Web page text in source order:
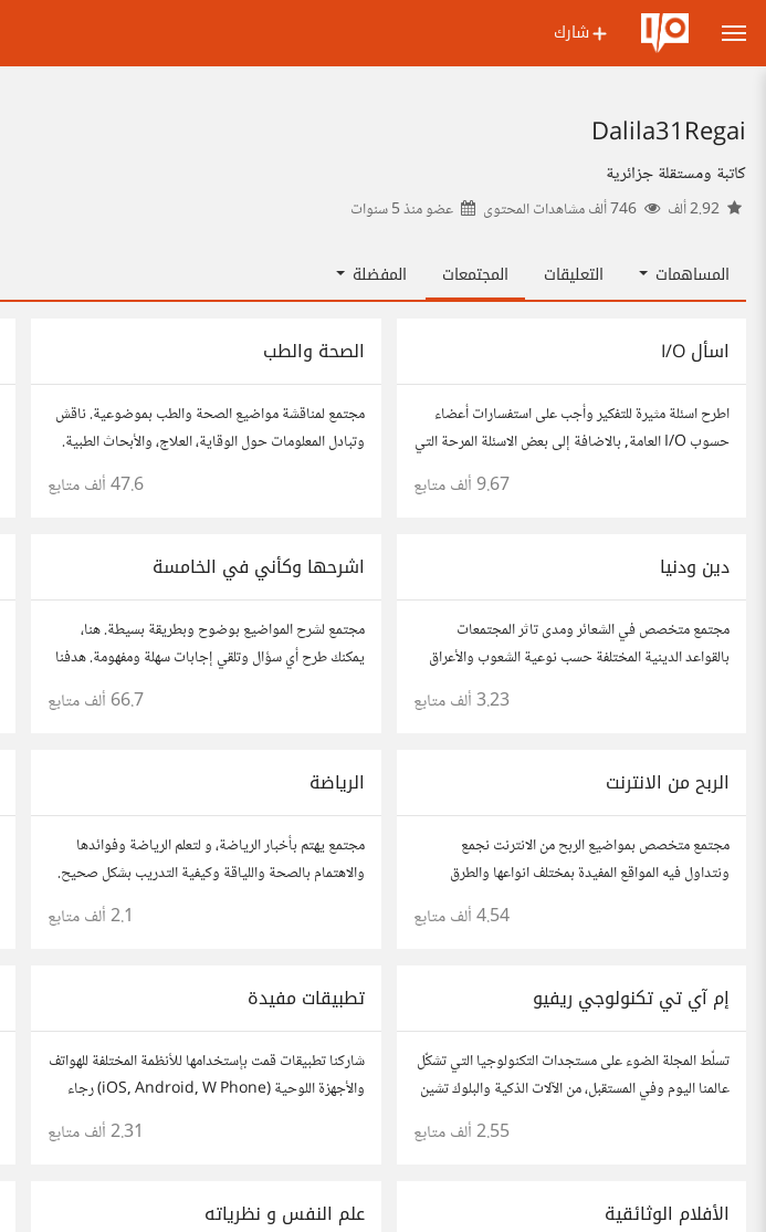
شارك
Dalila31Regai
كاتبة ومستقلة جزائرية
عضو منذ5 سنوات
المساهمات التعليقات المجتمعات المفضلة
اسأل I/O
اطرح اسئلة مثيرة للتفكير وأجب على استفسارات أعضاء
حسوب I/O العامة, بالاضافة إلى بعض الاسئلة المرحة التي
تستمتع بها وتساعدك على التعرف على افكار المتابعين.
9.67 ألف متابع
الصحة والطب
مجتمع لمناقشة مواضيع الصحة والطب بموضوعية. ناقش
وتبادل المعلومات حول الوقاية، العلاج، والأبحاث الطبية.
شارك مقالاتك، نصائحك، وأسئلتك، وتواصل مع أشخاص
47.6 ألف متابع
دين ودنيا
مجتمع متخصص في الشعائر ومدى تاثر المجتمعات
بالقواعد الدينية المختلفة حسب نوعية الشعوب والأعراق
3.23 ألف متابع
اشرحها وكأني في الخامسة
مجتمع لشرح المواضيع بوضوح وبطريقة بسيطة. هنا،
يمكنك طرح أي سؤال وتلقي إجابات سهلة ومفهومة. هدفنا
هو تبسيط المعلومات لتكون سهلة على الجميع، تمامًا كما لو
66.7 ألف متابع
الربح من الانترنت
مجتمع متخصص بمواضيع الربح من الانترنت نجمع
ونتداول فيه المواقع المفيدة بمختلف انواعها والطرق
المفيدة والفعالة . شاركونا بخبراتكم و تجاربكم و
4.54 ألف متابع
الرياضة
مجتمع يهتم بأخبار الرياضة، و لتعلم الرياضة وفوائدها
والاهتمام بالصحة واللياقة وكيفية التدريب بشكل صحيح.
2.1 ألف متابع
إم آي تي تكنولوجي ريفيو
تسلّط المجلة الضوء على مستجدات التكنولوجيا التي تشكّل
عالمنا اليوم وفي المستقبل، من الآلات الذكية والبلوك تشين
إلى الذكاء الاصطناعي وتكنولوجيا الأعمال وحتى عالم
2.55 ألف متابع
تطبيقات مفيدة
شاركنا تطبيقات قمت بإستخدامها للأنظمة المختلفة للهواتف
والأجهزة اللوحية (iOS, Android, W Phone) رجاء
شارك (روابط مباشرة) للتطبيق من داخل المتجر..إلا في
حالة وجود عدة تطبيقات أو شرح مطول شاركها كموضوع
2.31 ألف متابع
الأفلام الوثائقية علم النفس و نظرياته